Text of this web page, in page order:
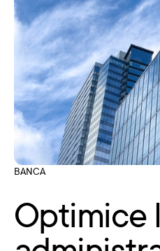
BANCA
Optimice